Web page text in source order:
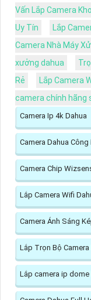
Vấn Lắp Camera
Uy Tín
Lắp
Camera Nhà Máy
xưởng dahua
Rẻ
Lắp Camera
camera chính hãng
Camera Ip 4k Dahua
Camera Dahua Công
Camera Chip
Lắp Camera Wifi
Camera Ánh Sáng
Lắp Trọn Bộ Camera
Lắp camera ip dome